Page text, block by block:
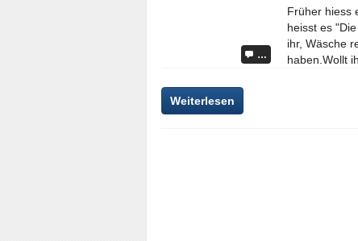
…
Früher hiess
heisst es
ihr, Wäsche
haben.Wollt
Weiterlesen